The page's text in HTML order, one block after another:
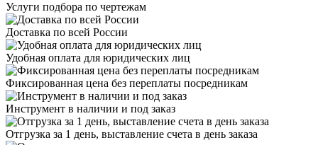
Услуги подбора по чертежам
Доставка по всей России
Удобная оплата для юридических лиц
Фиксированная цена без переплаты посредникам
Инструмент в наличии и под заказ
Отгрузка за 1 день, выставление счета в день заказа